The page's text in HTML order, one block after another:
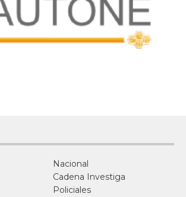
Nacional
Cadena Investiga
Policiales